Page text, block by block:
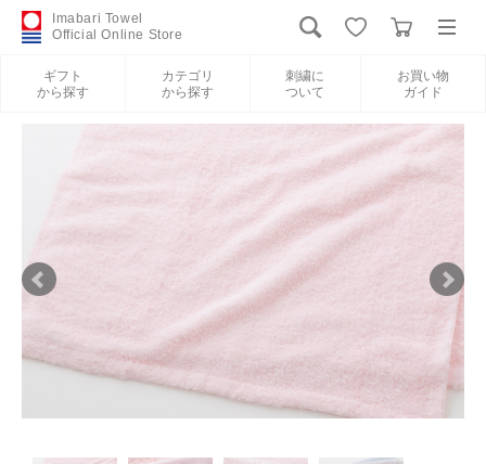
Imabari Towel
Official Online Store
ギフト
から探す
カテゴリ
から探す
刺繍に
ついて
お買い物
ガイド
新規会員登録
ギフトから探す
刺繍について
お買い物ガイド